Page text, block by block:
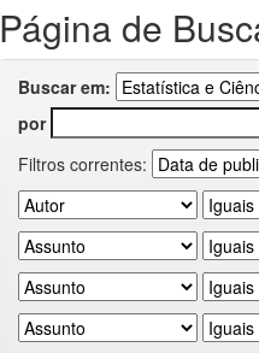
Página de
Buscar em:
por
Filtros correntes: